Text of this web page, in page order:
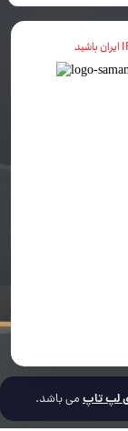
لپ تاپ می باشد.